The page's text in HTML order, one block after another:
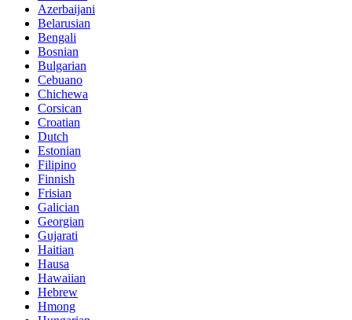
Azerbaijani
Belarusian
Bengali
Bosnian
Bulgarian
Cebuano
Chichewa
Corsican
Croatian
Dutch
Estonian
Filipino
Finnish
Frisian
Galician
Georgian
Gujarati
Haitian
Hausa
Hawaiian
Hebrew
Hmong